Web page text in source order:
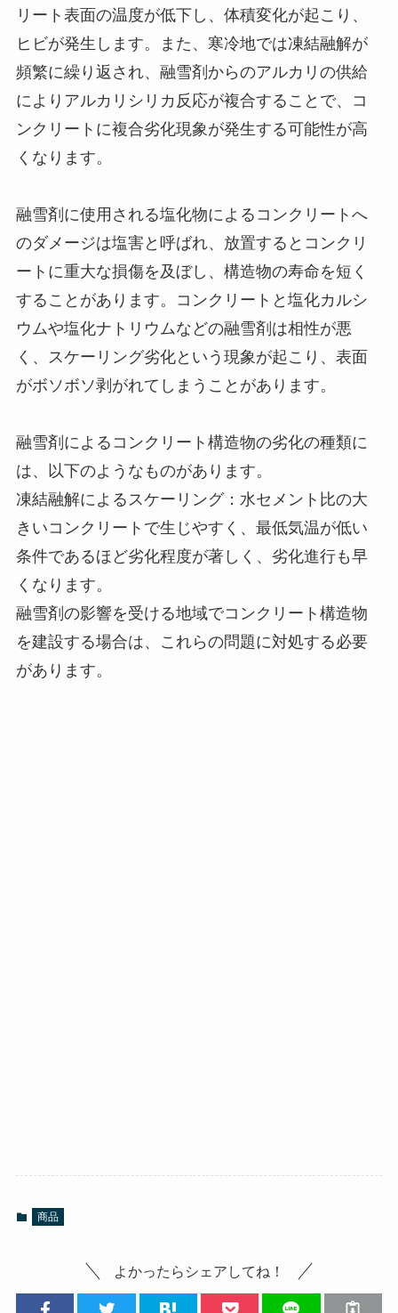
リート表面の温度が低下し、体積変化が起こり、
ヒビが発生します。また、寒冷地では凍結融解が
頻繁に繰り返され、融雪剤からのアルカリの供給
によりアルカリシリカ反応が複合することで、コ
ンクリートに複合劣化現象が発生する可能性が高
くなります。
融雪剤に使用される塩化物によるコンクリートへ
のダメージは塩害と呼ばれ、放置するとコンクリ
ートに重大な損傷を及ぼし、構造物の寿命を短く
することがあります。コンクリートと塩化カルシ
ウムや塩化ナトリウムなどの融雪剤は相性が悪
く、スケーリング劣化という現象が起こり、表面
がボソボソ剥がれてしまうことがあります。
融雪剤によるコンクリート構造物の劣化の種類に
は、以下のようなものがあります。
凍結融解によるスケーリング：水セメント比の大
きいコンクリートで生じやすく、最低気温が低い
条件であるほど劣化程度が著しく、劣化進行も早
くなります。
融雪剤の影響を受ける地域でコンクリート構造物
を建設する場合は、これらの問題に対処する必要
があります。
商品
よかったらシェアしてね！